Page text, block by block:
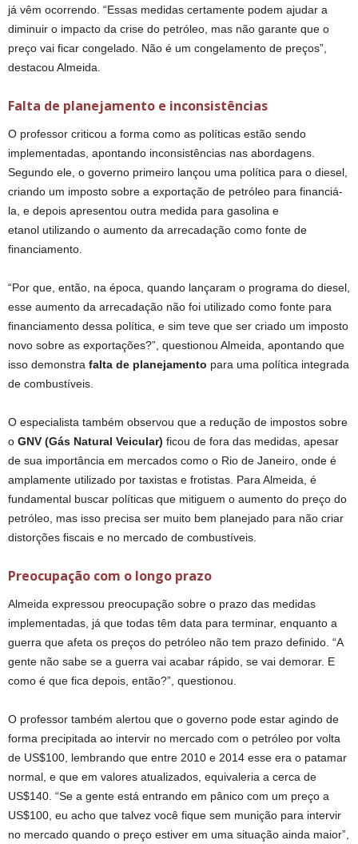
já vêm ocorrendo. “Essas medidas certamente podem ajudar a
diminuir o impacto da crise do petróleo, mas não garante que o
preço vai ficar congelado. Não é um congelamento de preços”,
destacou Almeida.
Falta de planejamento e inconsistências
O professor criticou a forma como as políticas estão sendo
implementadas, apontando inconsistências nas abordagens.
Segundo ele, o governo primeiro lançou uma política para o diesel,
criando um imposto sobre a exportação de petróleo para financiá-
la, e depois apresentou outra medida para gasolina e
etanol utilizando o aumento da arrecadação como fonte de
financiamento.
“Por que, então, na época, quando lançaram o programa do diesel,
esse aumento da arrecadação não foi utilizado como fonte para
financiamento dessa política, e sim teve que ser criado um imposto
novo sobre as exportações?”, questionou Almeida, apontando que
isso demonstra falta de planejamento para uma política integrada
de combustíveis.
O especialista também observou que a redução de impostos sobre
o GNV (Gás Natural Veicular) ficou de fora das medidas, apesar
de sua importância em mercados como o Rio de Janeiro, onde é
amplamente utilizado por taxistas e frotistas. Para Almeida, é
fundamental buscar políticas que mitiguem o aumento do preço do
petróleo, mas isso precisa ser muito bem planejado para não criar
distorções fiscais e no mercado de combustíveis.
Preocupação com o longo prazo
Almeida expressou preocupação sobre o prazo das medidas
implementadas, já que todas têm data para terminar, enquanto a
guerra que afeta os preços do petróleo não tem prazo definido. “A
gente não sabe se a guerra vai acabar rápido, se vai demorar. E
como é que fica depois, então?”, questionou.
O professor também alertou que o governo pode estar agindo de
forma precipitada ao intervir no mercado com o petróleo por volta
de US$100, lembrando que entre 2010 e 2014 esse era o patamar
normal, e que em valores atualizados, equivaleria a cerca de
US$140. “Se a gente está entrando em pânico com um preço a
US$100, eu acho que talvez você fique sem munição para intervir
no mercado quando o preço estiver em uma situação ainda maior”,